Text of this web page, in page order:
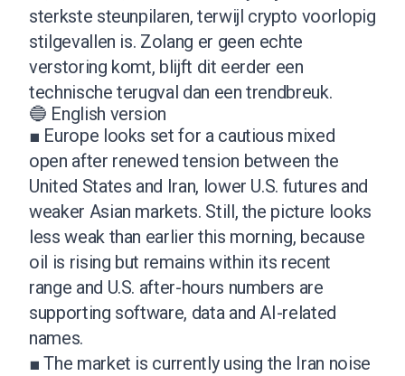
sterkste steunpilaren, terwijl crypto voorlopig
stilgevallen is. Zolang er geen echte
verstoring komt, blijft dit eerder een
technische terugval dan een trendbreuk.
🔵 English version
■ Europe looks set for a cautious mixed
open after renewed tension between the
United States and Iran, lower U.S. futures and
weaker Asian markets. Still, the picture looks
less weak than earlier this morning, because
oil is rising but remains within its recent
range and U.S. after-hours numbers are
supporting software, data and AI-related
names.
■ The market is currently using the Iran noise